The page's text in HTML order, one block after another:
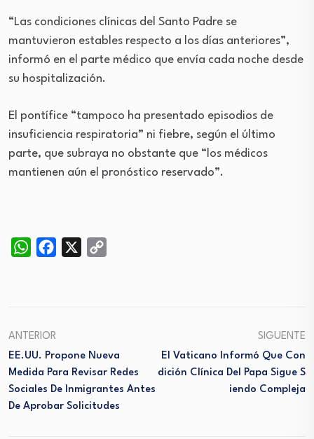
“Las condiciones clínicas del Santo Padre se
mantuvieron estables respecto a los días anteriores”,
informó en el parte médico que envía cada noche desde
su hospitalización.
El pontífice “tampoco ha presentado episodios de
insuficiencia respiratoria” ni fiebre, según el último
parte, que subraya no obstante que “los médicos
mantienen aún el pronóstico reservado”.
WhatsAppFacebook
ANTERIOR
EE.UU. Propone Nueva
Medida Para Revisar Redes
Sociales De Inmigrantes Antes
De Aprobar Solicitudes
SIGUENTE
El Vaticano Informó Que Con
Dición Clínica Del Papa Sigue S
Iendo Compleja